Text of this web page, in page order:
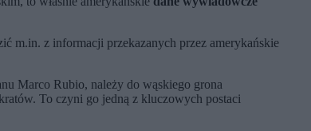
m.in. z informacji przekazanych przez amerykańskie
Marco Rubio, należy do wąskiego grona
To czyni go jedną z kluczowych postaci